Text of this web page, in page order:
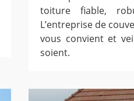
toiture fiable,
L’entreprise de
vous convient et
soient.